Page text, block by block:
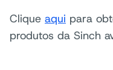
Clique aqui para
produtos da Sinch